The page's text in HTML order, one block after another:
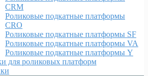
CRM
Роликовые подкатные платформы
CRO
Роликовые подкатные платформы SF
Роликовые подкатные платформы VA
Роликовые подкатные платформы Y
для роликовых платформ